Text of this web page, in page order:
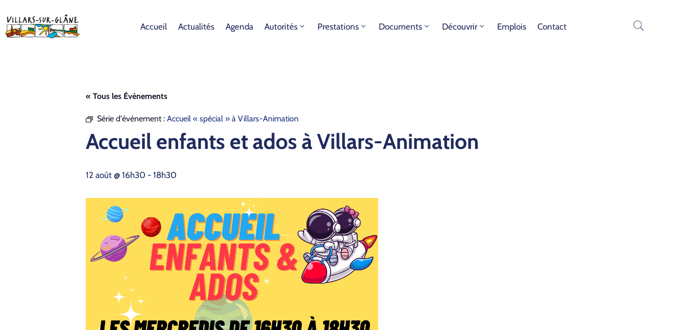
Accueil Actualités Agenda Autorités Prestations Documents Découvrir Emplois Contact
« Tous les Évènements
Série d'événement : Accueil « spécial » à Villars-Animation
Accueil enfants et ados à Villars-Animation
12 août @ 16h30 - 18h30